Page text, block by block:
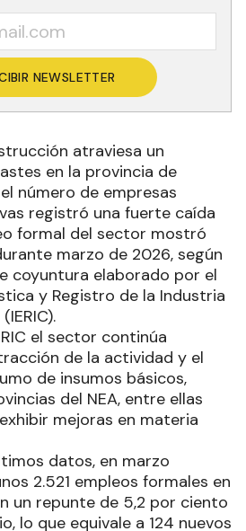
NEWSLETTER
atraviesa un
en la provincia de
número de empresas
registró una fuerte caída
formal del sector mostró
marzo de 2026, según
coyuntura elaborado por el
y Registro de la Industria
el sector continúa
de la actividad y el
de insumos básicos,
del NEA, entre ellas
mejoras en materia
datos, en marzo
2.521 empleos formales en
un repunte de 5,2 por ciento
lo que equivale a 124 nuevos